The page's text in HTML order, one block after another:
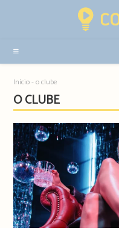
sidebar
Início-o clube
O CLUBE